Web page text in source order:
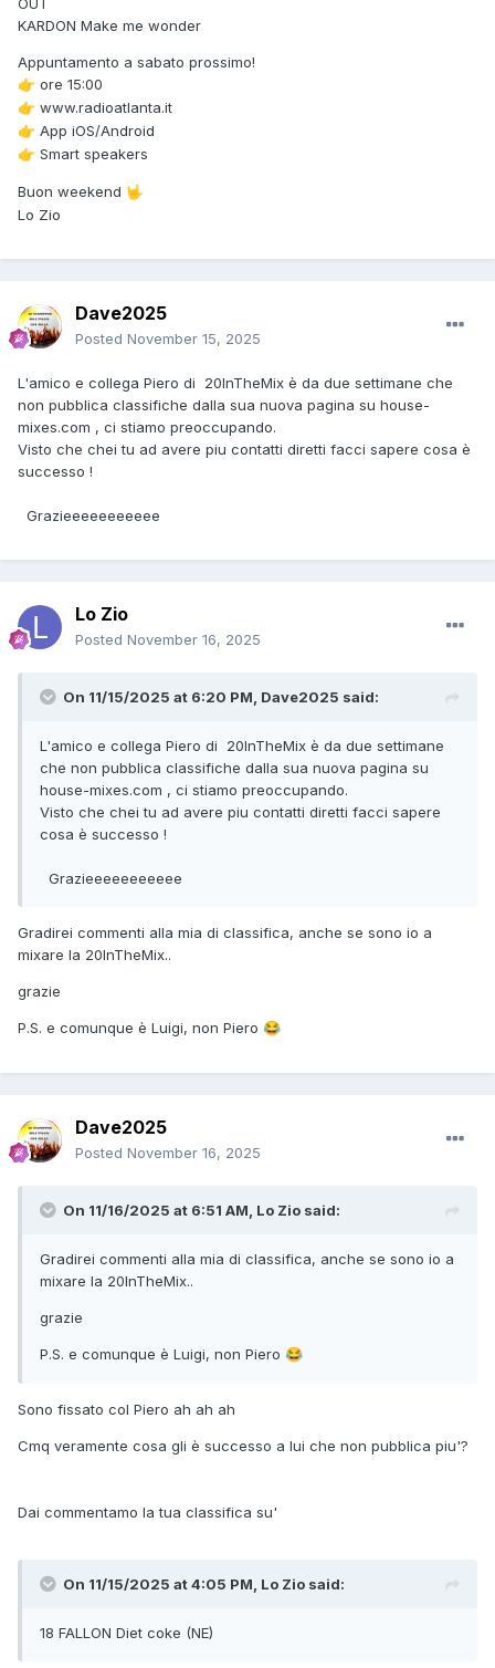
OUT
KARDON Make me wonder
Appuntamento a sabato prossimo!
👉 ore 15:00
👉 www.radioatlanta.it
👉 App iOS/Android
👉 Smart speakers
Buon weekend 🤟
Lo Zio
Dave2025
Posted November 15, 2025
L'amico e collega Piero di 20InTheMix è da due settimane che
non pubblica classifiche dalla sua nuova pagina su house-
mixes.com , ci stiamo preoccupando.
Visto che chei tu ad avere piu contatti diretti facci sapere cosa è
successo !
Grazieeeeeeeeeee
Lo Zio
Posted November 16, 2025
On 11/15/2025 at 6:20 PM, Dave2025 said:
L'amico e collega Piero di 20InTheMix è da due settimane
che non pubblica classifiche dalla sua nuova pagina su
house-mixes.com , ci stiamo preoccupando.
Visto che chei tu ad avere piu contatti diretti facci sapere
cosa è successo !
Grazieeeeeeeeeee
Gradirei commenti alla mia di classifica, anche se sono io a
mixare la 20InTheMix..
grazie
P.S. e comunque è Luigi, non Piero 😂
Dave2025
Posted November 16, 2025
On 11/16/2025 at 6:51 AM, Lo Zio said:
Gradirei commenti alla mia di classifica, anche se sono io a
mixare la 20InTheMix..
grazie
P.S. e comunque è Luigi, non Piero 😂
Sono fissato col Piero ah ah ah
Cmq veramente cosa gli è successo a lui che non pubblica piu'?
Dai commentamo la tua classifica su'
On 11/15/2025 at 4:05 PM, Lo Zio said:
18 FALLON Diet coke (NE)